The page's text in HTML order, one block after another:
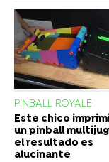
PINBALL ROYALE
Este chico
un pinball
el resultado es
alucinante